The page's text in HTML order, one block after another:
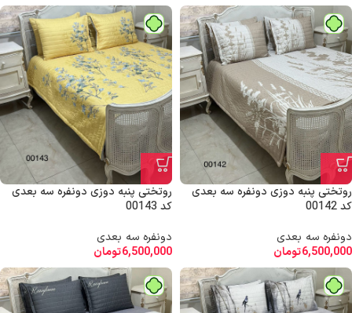
روتختی پنبه دوزی دونفره سه بعدی
کد 00142
دونفره سه بعدی
6,500,000تومان
روتختی پنبه دوزی دونفره سه بعدی
کد 00143
دونفره سه بعدی
6,500,000تومان